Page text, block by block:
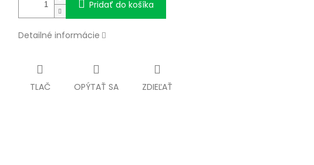
Pridať do košíka
Detailné informácie
TLAČ OPÝTAŤ SA ZDIEĽAŤ